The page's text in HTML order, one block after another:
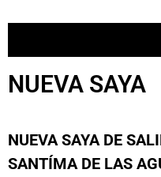
NUEVA SAYA
NUEVA SAYA DE
SANTÍMA DE LAS